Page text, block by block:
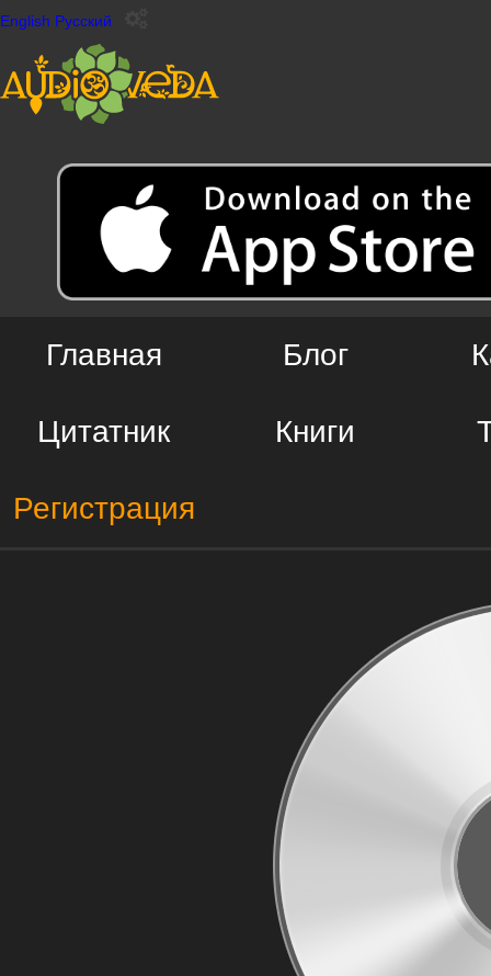
English Русский
Главная Блог
Цитатник Книги
Регистрация